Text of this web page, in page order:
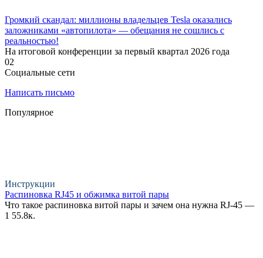
Громкий скандал: миллионы владельцев Tesla оказались
заложниками «автопилота» — обещания не сошлись с
реальностью!
На итоговой конференции за первый квартал 2026 года
02
Социальные сети
Написать письмо
Популярное
Инструкции
Распиновка RJ45 и обжимка витой пары
Что такое распиновка витой пары и зачем она нужна RJ-45 —
1 55.8к.